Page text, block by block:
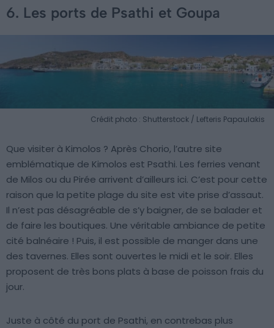
6. Les ports de Psathi et Goupa
Crédit photo : Shutterstock / Lefteris Papaulakis
Que visiter à Kimolos ? Après Chorio, l’autre site
emblématique de Kimolos est Psathi. Les ferries venant
de Milos ou du Pirée arrivent d’ailleurs ici. C’est pour cette
raison que la petite plage du site est vite prise d’assaut.
Il n’est pas désagréable de s’y baigner, de se balader et
de faire les boutiques. Une véritable ambiance de petite
cité balnéaire ! Puis, il est possible de manger dans une
des tavernes. Elles sont ouvertes le midi et le soir. Elles
proposent de très bons plats à base de poisson frais du
jour.
Juste à côté du port de Psathi, en contrebas plus